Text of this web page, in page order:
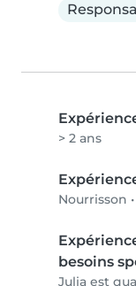
> 2 ans
Nourrisson •
besoins
Julia est